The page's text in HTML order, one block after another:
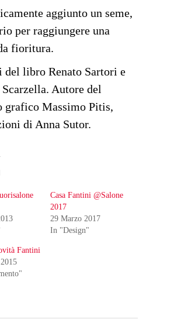
aggiunto un seme,
per raggiungere una
fioritura.
del libro Renato Sartori e
Autore del
grafico Massimo Pitis,
di Anna Sutor.
Casa Fantini @Salone
2017
29 Marzo 2017
In "Design"
Fantini